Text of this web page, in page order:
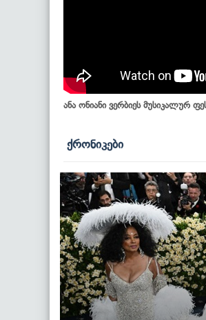
ანა ონიანი ვერბიეს მუსიკალურ
ქრონიკები